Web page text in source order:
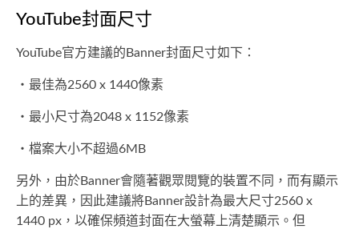
YouTube封面尺寸
YouTube官方建議的Banner封面尺寸如下：
・最佳為2560 x 1440像素
・最小尺寸為2048 x 1152像素
・檔案大小不超過6MB
另外，由於Banner會隨著觀眾閱覽的裝置不同，而有顯示
上的差異，因此建議將Banner設計為最大尺寸2560 x
1440 px，以確保頻道封面在大螢幕上清楚顯示。但